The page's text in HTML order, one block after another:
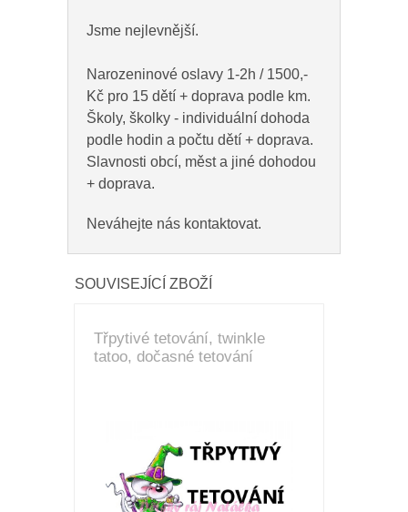
Jsme nejlevnější.
Narozeninové oslavy 1-2h / 1500,-
Kč pro 15 dětí + doprava podle km.
Školy, školky - individuální dohoda
podle hodin a počtu dětí + doprava.
Slavnosti obcí, měst a jiné dohodou
+ doprava.
Neváhejte nás kontaktovat.
SOUVISEJÍCÍ ZBOŽÍ
Třpytivé tetování, twinkle
tatoo, dočasné tetování